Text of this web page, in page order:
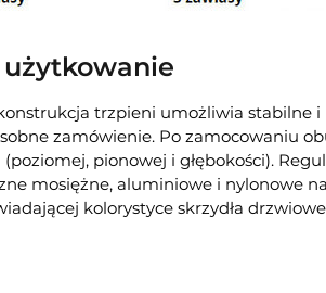
trzpieni umożliwia stabilne
zamówienie. Po zamocowaniu
(poziomej, pionowej i głębokości).
mosiężne, aluminiowe i nylonowe
kolorystyce skrzydła